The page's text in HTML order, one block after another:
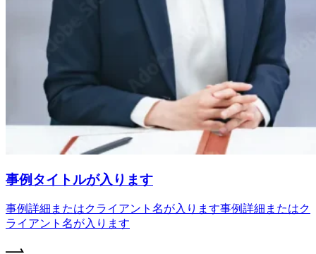
事例タイトルが入ります
事例詳細またはクライアント名が入ります事例詳細またはク
ライアント名が入ります